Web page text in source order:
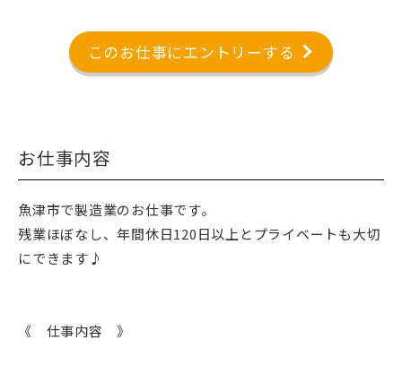
このお仕事にエントリーする
お仕事内容
魚津市で製造業のお仕事です。
残業ほぼなし、年間休日120日以上とプライベートも大切
にできます♪
《 仕事内容 》